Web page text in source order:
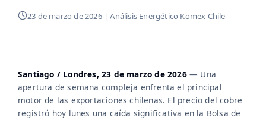
23 de marzo de 2026 | Análisis Energético Komex Chile
Santiago / Londres, 23 de marzo de 2026— Una
apertura de semana compleja enfrenta el principal
motor de las exportaciones chilenas. El precio del cobre
registró hoy lunes una caída significativa en la Bolsa de